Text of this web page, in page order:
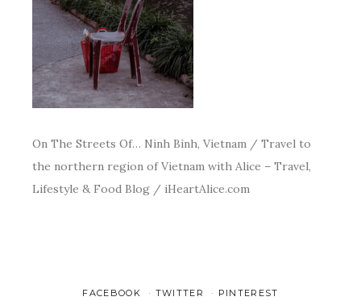
On The Streets Of… Ninh Bình, Vietnam / Travel to
the northern region of Vietnam with Alice – Travel,
Lifestyle & Food Blog / iHeartAlice.com
FACEBOOK TWITTER PINTEREST